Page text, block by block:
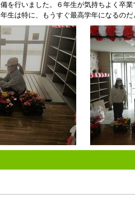
を行いました。６年生が気持ちよく卒
生は特に、もうすぐ最高学年になるの